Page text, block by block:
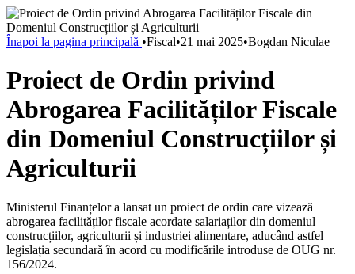
Înapoi la pagina principală •Fiscal•21 mai 2025•Bogdan Niculae
Proiect de Ordin privind
Abrogarea Facilităților Fiscale
din Domeniul Construcțiilor și
Agriculturii
Ministerul Finanțelor a lansat un proiect de ordin care vizează
abrogarea facilităților fiscale acordate salariaților din domeniul
construcțiilor, agriculturii și industriei alimentare, aducând astfel
legislația secundară în acord cu modificările introduse de OUG nr.
156/2024.